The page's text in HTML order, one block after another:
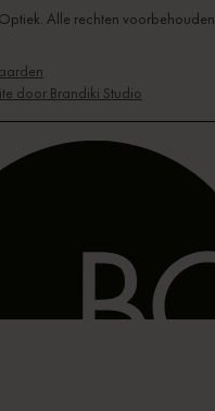
Alle rechten voorbehouden.
door Brandiki Studio